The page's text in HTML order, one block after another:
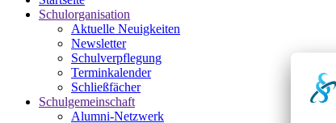
Schulorganisation
Aktuelle Neuigkeiten
Newsletter
Schulverpflegung
Terminkalender
Schließfächer
Schulgemeinschaft
Alumni-Netzwerk